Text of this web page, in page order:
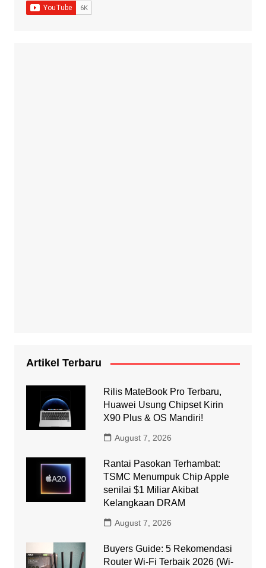
Artikel Terbaru
Rilis MateBook Pro Terbaru,
Huawei Usung Chipset Kirin
X90 Plus & OS Mandiri!
August 7, 2026
Rantai Pasokan Terhambat:
TSMC Menumpuk Chip Apple
senilai $1 Miliar Akibat
Kelangkaan DRAM
August 7, 2026
Buyers Guide: 5 Rekomendasi
Router Wi-Fi Terbaik 2026 (Wi-